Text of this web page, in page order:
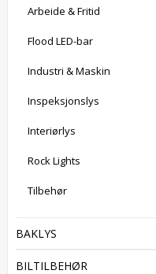
Arbeide & Fritid
Flood LED-bar
Industri & Maskin
Inspeksjonslys
Interiørlys
Rock Lights
Tilbehør
BAKLYS
BILTILBEHØR